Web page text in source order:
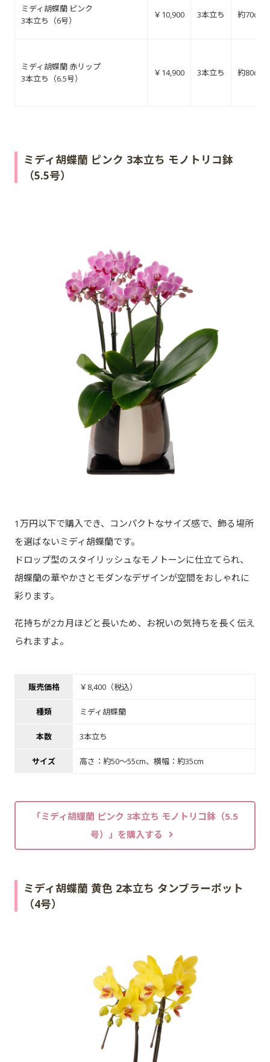
ミディ胡蝶蘭 ピンク
3本立ち（6号）
￥10,900 3本立ち 約70cm
ミディ胡蝶蘭 赤リップ
3本立ち（6.5号）
￥14,900 3本立ち 約80cm
ミディ胡蝶蘭 ピンク 3本立ち モノトリコ鉢
（5.5号）
1万円以下で購入でき、コンパクトなサイズ感で、飾る場所
を選ばないミディ胡蝶蘭です。
ドロップ型のスタイリッシュなモノトーンに仕立てられ、
胡蝶蘭の華やかさとモダンなデザインが空間をおしゃれに
彩ります。
花持ちが2カ月ほどと長いため、お祝いの気持ちを長く伝え
られますよ。
販売価格 ￥8,400（税込）
種類 ミディ胡蝶蘭
本数 3本立ち
サイズ 高さ：約50～55cm、横幅：約35cm
「ミディ胡蝶蘭 ピンク 3本立ち モノトリコ鉢（5.5
号）」を購入する
ミディ胡蝶蘭 黄色 2本立ち タンブラーポット
（4号）